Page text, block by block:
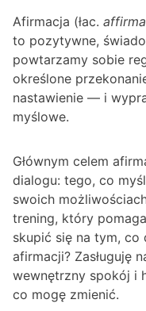
Afirmacja (łac.
to pozytywne,
powtarzamy sobie
określone
nastawienie — i
myślowe.
Głównym celem
dialogu: tego, co
swoich
trening, który
skupić się na tym, co
afirmacji? Zasługuję
wewnętrzny spokój i
co mogę zmienić.